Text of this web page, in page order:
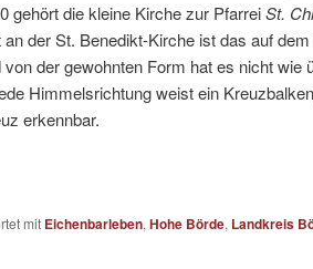
gehört die kleine Kirche zur PfarreiSt.
der St. Benedikt-Kirche ist das auf dem
der gewohnten Form hat es nicht wie
Himmelsrichtung weist ein
erkennbar.
mit Eichenbarleben, Hohe Börde, Landkreis